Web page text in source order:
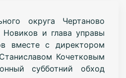
округа Чертаново
и глава управы
вместе с директором
Кочетковым
субботний обход